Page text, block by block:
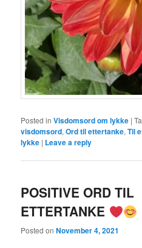
Posted in Visdomsord om lykke |
visdomsord,Ord til ettertanke,Til
lykke | Leave a reply
POSITIVE ORD TIL
ETTERTANKE
Posted onNovember 4, 2021